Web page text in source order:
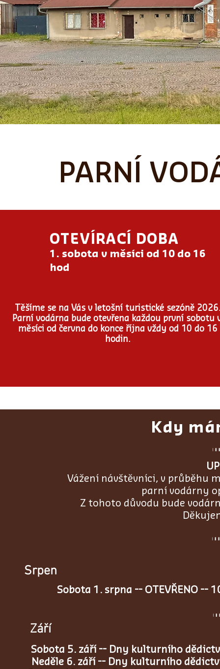
PARNÍ
OTEVÍRACÍ DOBA
1. sobota v měsíci od 10 do 16
hod
Těšíme se na Vás v letošní turistické sezóně
Parní vodárna bude otevřena každou první sobotu
měsíci od června do konce října vždy od 10 do 16
hodin.
Kdy
Vážení návštěvníci, v průběhu
parní vodárny
Z tohoto důvodu bude
Srpen
Sobota 1. srpna -- OTEVŘENO --
Září
Sobota 5. září -- Dny kulturního
Neděle 6. září -- Dny kulturního